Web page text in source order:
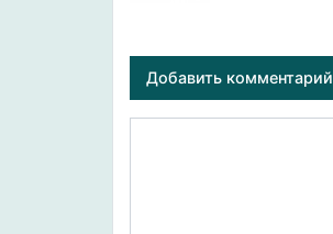
Добавить комментарий